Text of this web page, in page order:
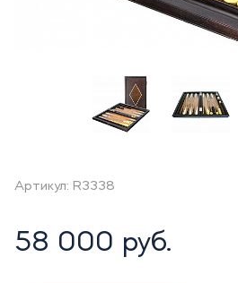
Артикул: R3338
58 000 руб.